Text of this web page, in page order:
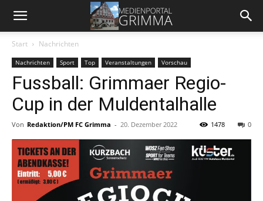
Start Nachrichten
Nachrichten Sport Top Veranstaltungen Vorschau
Fussball: Grimmaer Regio-
Cup in der Muldentalhalle
Von Redaktion/PM FC Grimma - 20. Dezember 2022 0
1478